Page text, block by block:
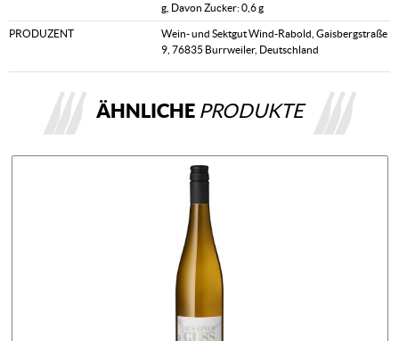
g, Davon Zucker: 0,6 g
PRODUZENT
Wein- und Sektgut Wind-Rabold, Gaisbergstraße
9, 76835 Burrweiler, Deutschland
ÄHNLICHE PRODUKTE